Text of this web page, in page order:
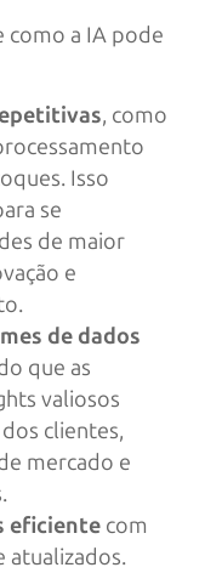
como a IA pode
, como
Isso
se
de maior
e
de dados
que as
valiosos
clientes,
mercado e
eficientecom
atualizados.